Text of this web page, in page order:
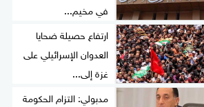
في مخيم...
ارتفاع حصيلة ضحايا
العدوان الإسرائيلي على
غزة إلى...
مدبولي: التزام الحكومة